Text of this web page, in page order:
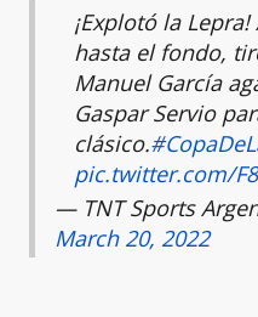
¡Explotó la
hasta el fondo,
Manuel García
Gaspar Servio
clásico.
pic.twitter.com/
— TNT Sports
March 20, 2022